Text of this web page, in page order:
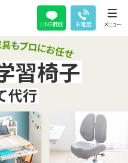
LINE相談 お電話 メニュー
習椅子
代行